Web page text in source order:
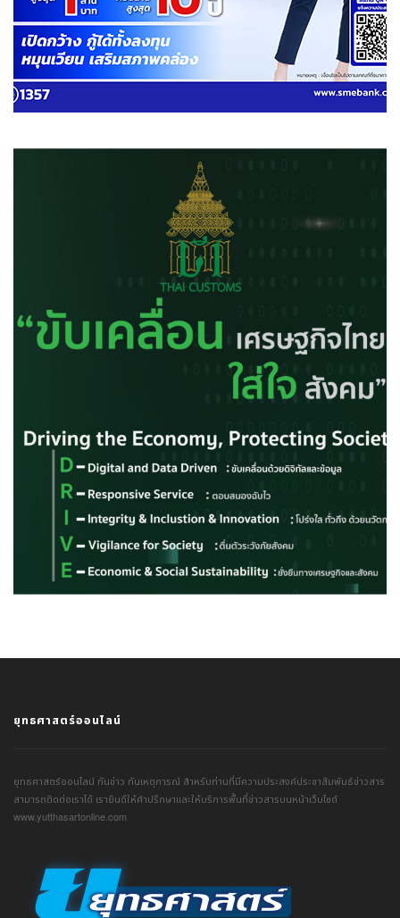
ยุทธศาสตร์ออนไลน์
ยุทธศาสตร์ออนไลน์ ทันข่าว ทันเหตุการณ์ สำหรับท่านที่มีความประสงค์ประชาสัมพันธ์ข่าวสาร
สามารถติดต่อเราได้ เรายินดีให้คำปรึกษาและให้บริการพื้นที่ข่าวสารบนหน้าเว็บไซต์
www.yutthasartonline.com